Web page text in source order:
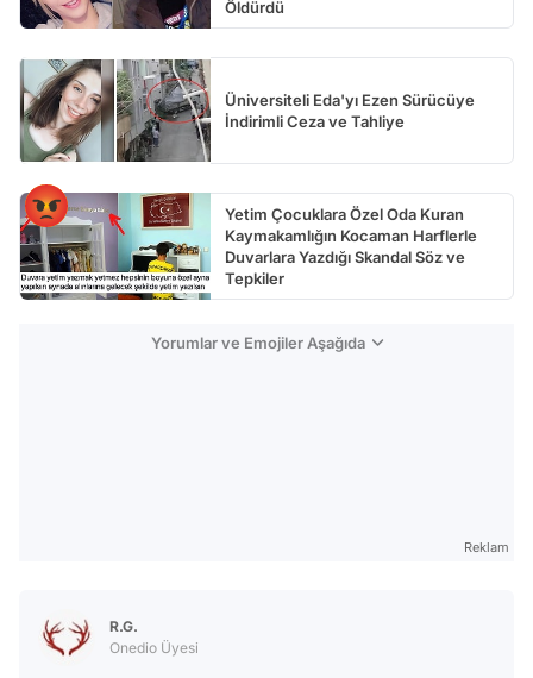
Öldürdü
Üniversiteli Eda'yı Ezen Sürücüye
İndirimli Ceza ve Tahliye
Yetim Çocuklara Özel Oda Kuran
Kaymakamlığın Kocaman Harflerle
Duvarlara Yazdığı Skandal Söz ve
Tepkiler
Yorumlar ve Emojiler Aşağıda
Reklam
R.G.
Onedio Üyesi